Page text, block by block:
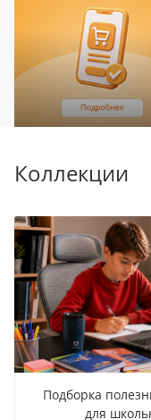
Коллекции
Подборка
для